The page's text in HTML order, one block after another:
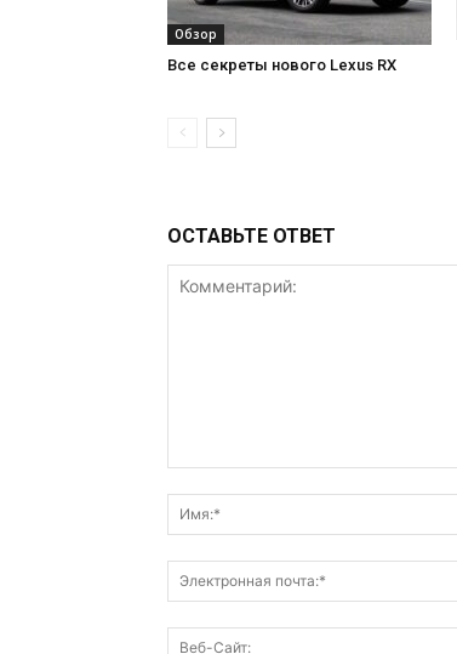
Обзор
Все секреты нового Lexus RX
ОСТАВЬТЕ ОТВЕТ